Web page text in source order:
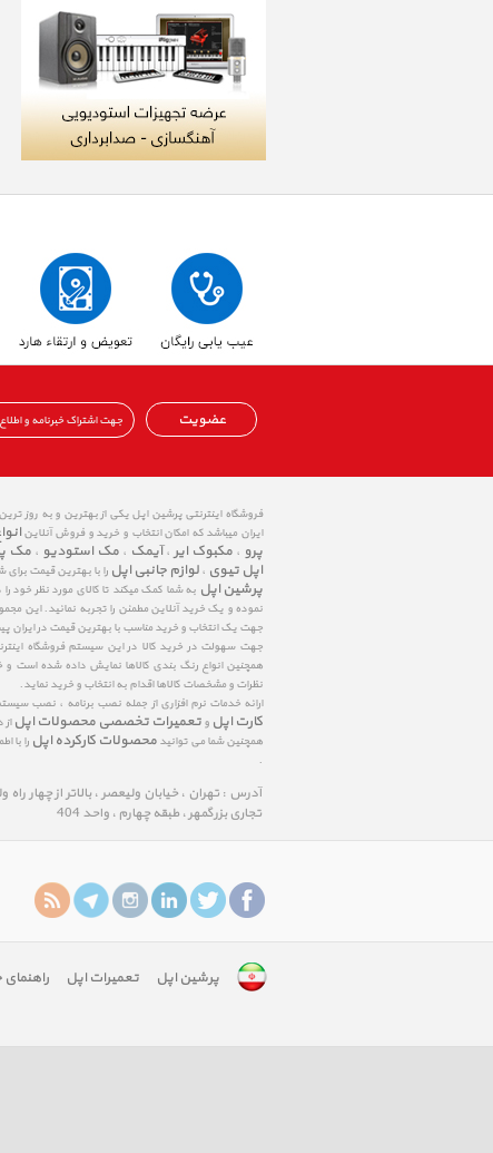
عضویت
فروشگاه اینترنتی پرشین اپل یکی از بهترین و به روز
ایران میباشد که امکان انتخاب و خرید و فروش آنلاین
پرو ، مکبوک ایر ، آیمک ، مک استودیو ، مک
اپل تیوی ، لوازم جانبی اپل را با بهترین قیمت برای
پرشین اپل به شما کمک میکند تا کالای مورد نظر خود
نموده و یک خرید آنلاین مطمئن را تجربه نمائید. این
جهت یک انتخاب و خرید مناسب با بهترین قیمت در ایران
جهت سهولت در خرید کالا در این سیستم فروشگاه
همچنین انواع رنگ بندی کالاها نمایش داده شده است و
نظرات و مشخصات کالاها اقدام به انتخاب و خرید نماید.
ارائه خدمات نرم افزاری از جمله نصب برنامه ، نصب
کارت اپل و تعمیرات تخصصی محصولات اپل
همچنین شما می توانید محصولات کارکرده اپل را با
.
آدرس : تهران ، خیابان ولیعصر ، بالاتر از چهار
تجاری بزرگمهر ، طبقه چهارم ، واحد 404
پرشین اپل تعمیرات اپل